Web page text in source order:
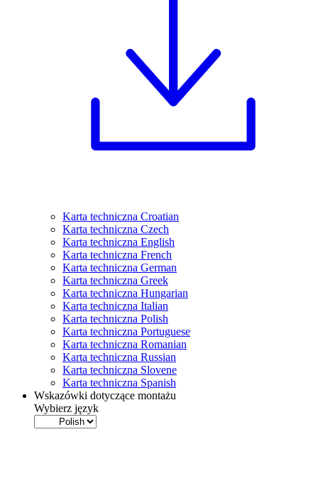
Karta techniczna Croatian
Karta techniczna Czech
Karta techniczna English
Karta techniczna French
Karta techniczna German
Karta techniczna Greek
Karta techniczna Hungarian
Karta techniczna Italian
Karta techniczna Polish
Karta techniczna Portuguese
Karta techniczna Romanian
Karta techniczna Russian
Karta techniczna Slovene
Karta techniczna Spanish
Wskazówki dotyczące montażu
Wybierz język